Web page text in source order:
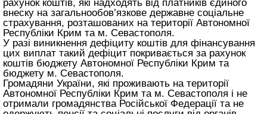
рахунок коштів, які надходять від платників єдиного
внеску на загальнообов’язкове державне соціальне
страхування, розташованих на території Автономної
Республіки Крим та м. Севастополя.
У разі виникнення дефіциту коштів для фінансування
цих виплат такий дефіцит покривається за рахунок
коштів бюджету Автономної Республіки Крим та
бюджету м. Севастополя.
Громадяни України, які проживають на території
Автономної Республіки Крим та м. Севастополя і не
отримали громадянства Російської Федерації та не